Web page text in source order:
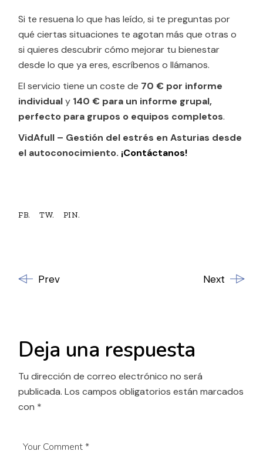
Si te resuena lo que has leído, si te preguntas por
qué ciertas situaciones te agotan más que otras o
si quieres descubrir cómo mejorar tu bienestar
desde lo que ya eres, escríbenos o llámanos.
El servicio tiene un coste de 70 € por informe
individualy 140 € para un informe grupal,
perfecto para grupos o equipos completos.
VidAfull – Gestión del estrés en Asturias desde
el autoconocimiento. ¡Contáctanos!
FB. TW. PIN.
Prev Next
Deja una respuesta
Tu dirección de correo electrónico no será
publicada. Los campos obligatorios están marcados
con *